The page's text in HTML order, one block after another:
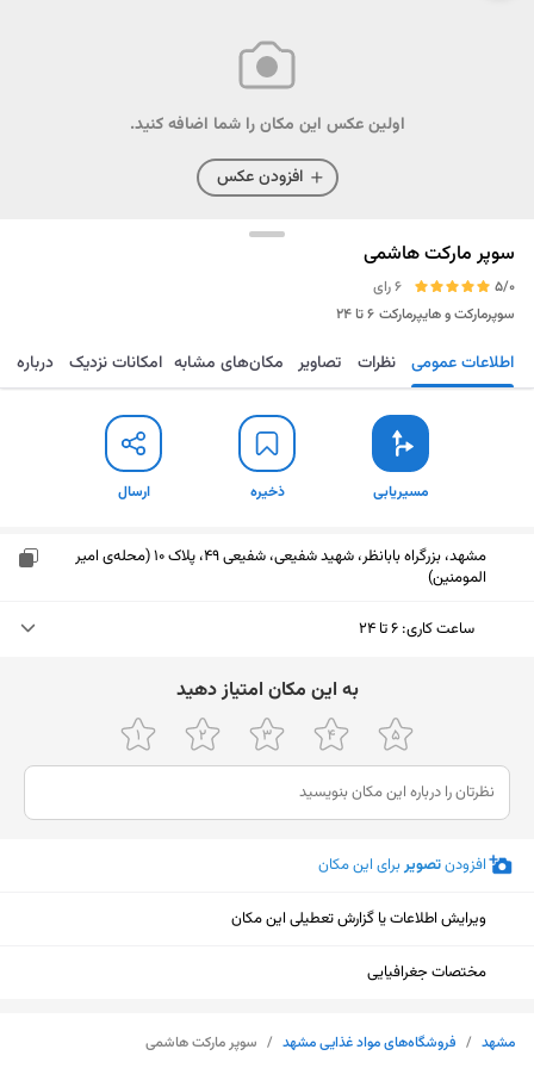
اولین عکس این مکان را شما اضافه کنید.
افزودن عکس
سوپر مارکت هاشمی
5/0
6 رای
سوپرمارکت و هایپرمارکت ۶ تا ۲۴
مسیریابی ذخیره ارسال اطلاعات عمومی نظرات تصاویر مکان‌های مشابه امکانات نزدیک درباره
مسیریابی ذخیره ارسال
مشهد، بزرگراه بابانظر، شهید شفیعی، شفیعی 49، پلاک 10 (محله‌ی امیر
المومنین)
ساعت کاری: ۶ تا ۲۴
پنجشنبه
۶ تا ۲۴
جمعه
۶ تا ۲۴
شنبه
یکشنبه
دوشنبه
ﺑﻪ اﯾﻦ ﻣﮑﺎن اﻣﺘﯿﺎز دﻫﯿﺪ
افزودنتصویربرای این مکان
ویرایش اطلاعات یا گزارش تعطیلی این مکان
مختصات جغرافیایی
مشهد / فروشگاه‌های مواد غذایی مشهد / سوپر مارکت هاشمی